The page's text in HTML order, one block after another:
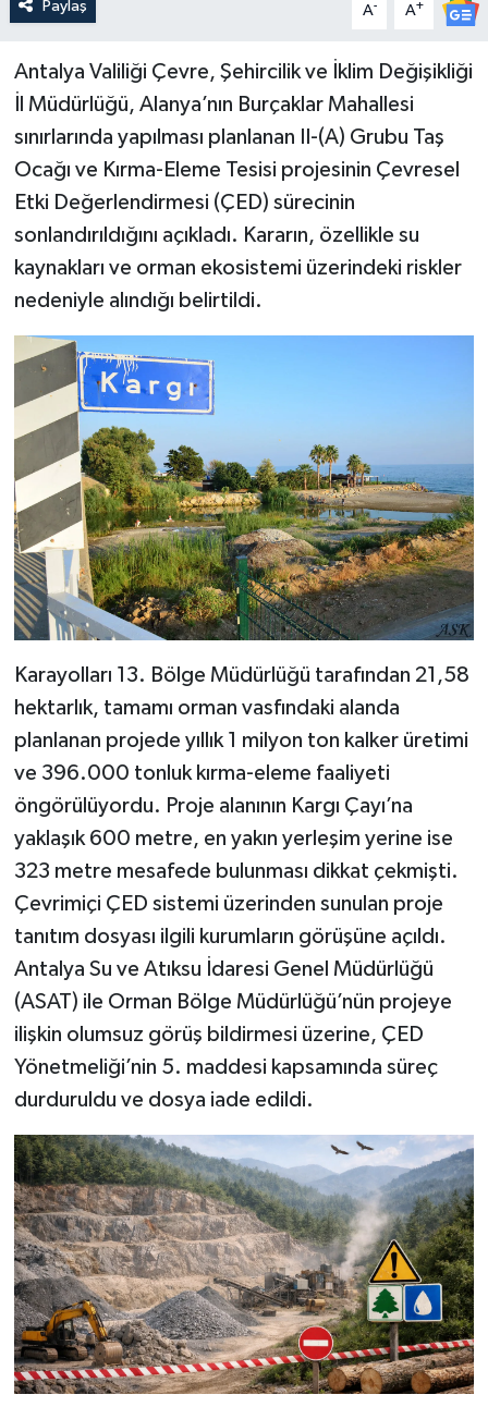
Paylaş A- A+
Antalya Valiliği Çevre, Şehircilik ve İklim Değişikliği
İl Müdürlüğü, Alanya’nın Burçaklar Mahallesi
sınırlarında yapılması planlanan II-(A) Grubu Taş
Ocağı ve Kırma-Eleme Tesisi projesinin Çevresel
Etki Değerlendirmesi (ÇED) sürecinin
sonlandırıldığını açıkladı. Kararın, özellikle su
kaynakları ve orman ekosistemi üzerindeki riskler
nedeniyle alındığı belirtildi.
Karayolları 13. Bölge Müdürlüğü tarafından 21,58
hektarlık, tamamı orman vasfındaki alanda
planlanan projede yıllık 1 milyon ton kalker üretimi
ve 396.000 tonluk kırma-eleme faaliyeti
öngörülüyordu. Proje alanının Kargı Çayı’na
yaklaşık 600 metre, en yakın yerleşim yerine ise
323 metre mesafede bulunması dikkat çekmişti.
Çevrimiçi ÇED sistemi üzerinden sunulan proje
tanıtım dosyası ilgili kurumların görüşüne açıldı.
Antalya Su ve Atıksu İdaresi Genel Müdürlüğü
(ASAT) ile Orman Bölge Müdürlüğü’nün projeye
ilişkin olumsuz görüş bildirmesi üzerine, ÇED
Yönetmeliği’nin 5. maddesi kapsamında süreç
durduruldu ve dosya iade edildi.